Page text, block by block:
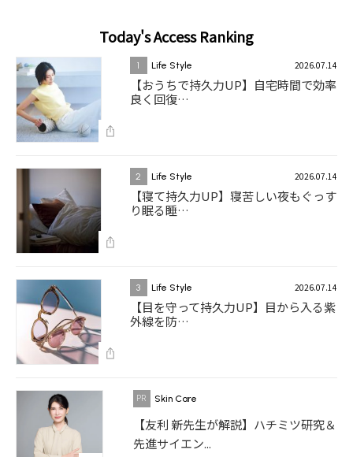
Today's Access Ranking
1 Life Style 2026.07.14
【おうちで持久力UP】自宅時間で効率
良く回復…
2 Life Style 2026.07.14
【寝て持久力UP】寝苦しい夜もぐっす
り眠る睡…
3 Life Style 2026.07.14
【目を守って持久力UP】目から入る紫
外線を防…
Skin Care
【友利 新先生が解説】ハチミツ研究＆
先進サイエン...